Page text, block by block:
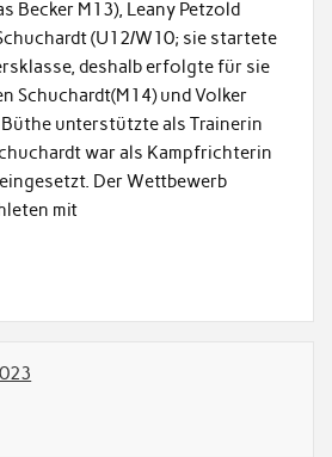
Becker M13), Leany Petzold
(U12/W10; sie startete
deshalb erfolgte für sie
Schuchardt(M14) und Volker
Büthe unterstützte als Trainerin
war als Kampfrichterin
Der Wettbewerb
mit